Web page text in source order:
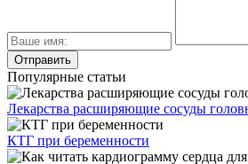
Популярные статьи
Лекарства расширяющие сосуды
КТГ при беременности